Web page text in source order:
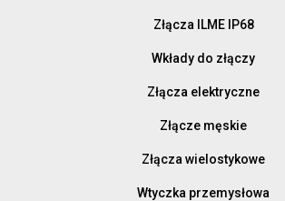
Złącza ILME IP68
Wkłady do złączy
Złącza elektryczne
Złącze męskie
Złącza wielostykowe
Wtyczka przemysłowa